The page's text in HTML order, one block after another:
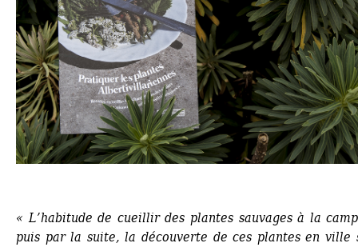
« L’habitude de cueillir des plantes sauvages à la
puis par la suite, la découverte de ces plantes en ville